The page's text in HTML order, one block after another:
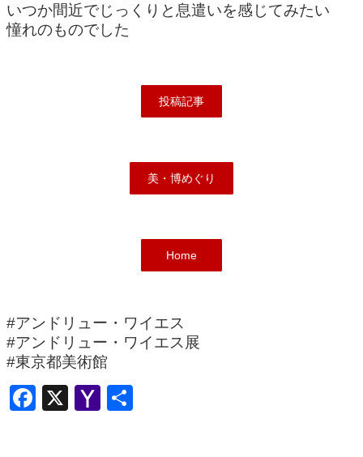
いつか間近でじっくりと息遣いを感じてみたい
憧れのものでした
投稿記事
美・博めぐり
Home
#アンドリュー・ワイエス
#アンドリュー・ワイエス展
#東京都美術館
F
X
Y